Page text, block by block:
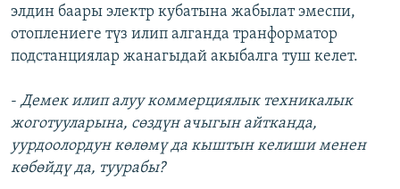
элдин баары электр кубатына жабылат эмеспи,
отоплениеге түз илип алганда транформатор
подстанциялар жанагыдай акыбалга туш келет.
- Демек илип алуу коммерциялык техникалык
жоготууларына, сөздүн ачыгын айтканда,
уурдоолордун көлөмү да кыштын келиши менен
көбөйдү да, туурабы?